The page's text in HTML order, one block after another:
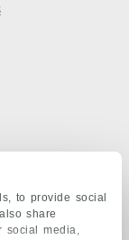
to provide social
share
media,